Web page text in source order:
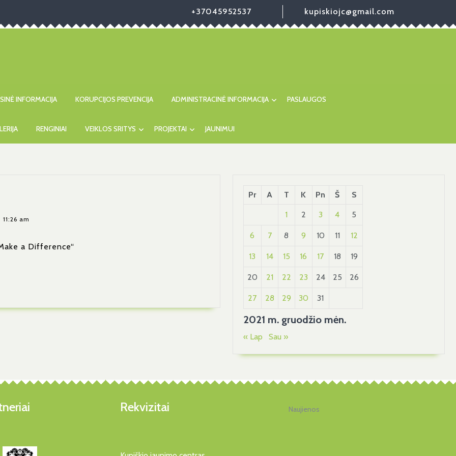
+37045952537 kupiskiojc@gmail.com
INFORMACIJA KORUPCIJOS PREVENCIJA ADMINISTRACINĖ INFORMACIJA PASLAUGOS
RENGINIAI VEIKLOS SRITYS PROJEKTAI JAUNIMUI
11:26 am
a Difference“
2021 m. gruodžio mėn.
Pr A T K Pn Š S
1 2 3 4 5
6 7 8 9 10 11 12
13 14 15 16 17 18 19
20 21 22 23 24 25 26
27 28 29 30 31
« Lap Sau »
Rekvizitai Naujienos